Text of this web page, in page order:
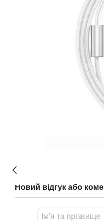
Новий відгук або